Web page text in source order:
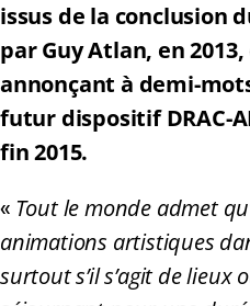
issus de la conclusion
par Guy Atlan, en
annonçant à demi-
futur dispositif DRAC-
fin 2015.
« Tout le monde admet
animations artistiques
surtout s’il s’agit de lieux